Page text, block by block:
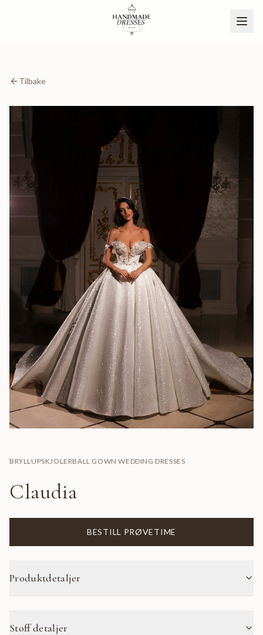
BLI PARTNER
Tilbake
BRYLLUPSKJOLERBALL GOWN WEDDING DRESSES
Claudia
BESTILL PRØVETIME
Produktdetaljer
Stoff detaljer